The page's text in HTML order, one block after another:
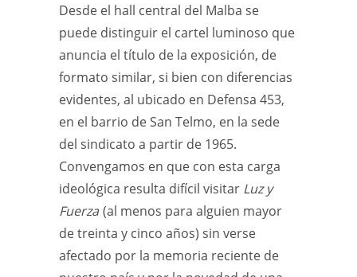
Desde el hall central del Malba se
puede distinguir el cartel luminoso que
anuncia el título de la exposición, de
formato similar, si bien con diferencias
evidentes, al ubicado en Defensa 453,
en el barrio de San Telmo, en la sede
del sindicato a partir de 1965.
Convengamos en que con esta carga
ideológica resulta difícil visitar Luz y
Fuerza (al menos para alguien mayor
de treinta y cinco años) sin verse
afectado por la memoria reciente de